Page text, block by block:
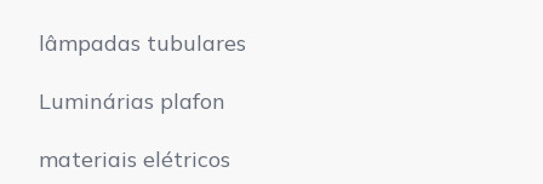
lâmpadas tubulares
Luminárias plafon
materiais elétricos